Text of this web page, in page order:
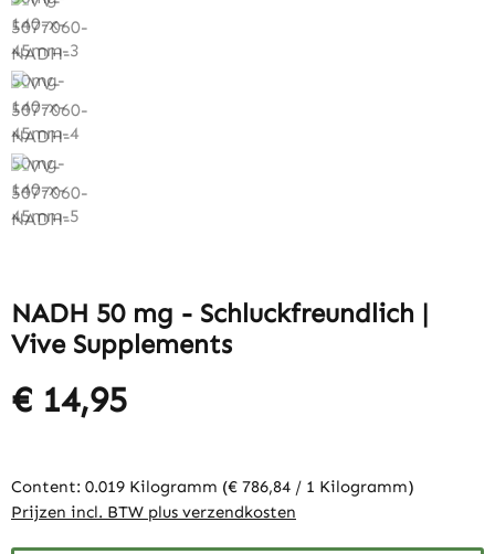
NADH 50 mg - Schluckfreundlich |
Vive Supplements
€ 14,95
Content: 0.019 Kilogramm (€ 786,84 / 1 Kilogramm)
Prijzen incl. BTW plus verzendkosten